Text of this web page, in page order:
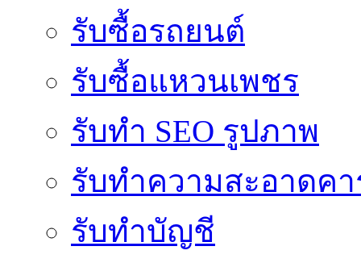
รับซื้อรถยนต์
รับซื้อแหวนเพชร
รับทำ SEO รูปภาพ
รับทำความสะอาดค
รับทำบัญชี